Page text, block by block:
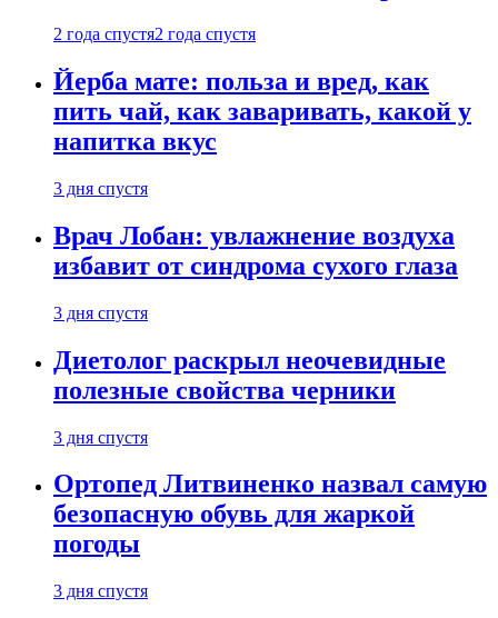
2 года спустя2 года спустя
Йерба мате: польза и вред, как
пить чай, как заваривать, какой у
напитка вкус
3 дня спустя
Врач Лобан: увлажнение воздуха
избавит от синдрома сухого глаза
3 дня спустя
Диетолог раскрыл неочевидные
полезные свойства черники
3 дня спустя
Ортопед Литвиненко назвал самую
безопасную обувь для жаркой
погоды
3 дня спустя